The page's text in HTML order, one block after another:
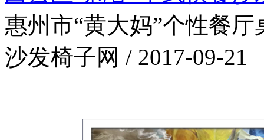
惠州市“黄大妈”个性餐厅
沙发椅子网 / 2017-09-21